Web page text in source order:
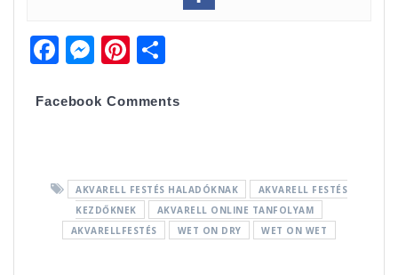
F
e
o
k
M
ss
g
er
Pi
er za
g
Facebook Comments
AKVARELL FESTÉS HALADÓKNAK
AKVARELL FESTÉS
KEZDŐKNEK
AKVARELL ONLINE TANFOLYAM
AKVARELLFESTÉS
WET ON DRY WET ON WET